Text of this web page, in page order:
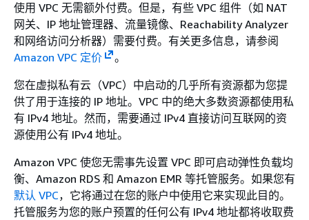
使用 VPC 无需额外付费。但是，有些 VPC 组件（如 NAT
网关、IP 地址管理器、流量镜像、Reachability Analyzer
和网络访问分析器）需要付费。有关更多信息，请参阅
Amazon VPC 定价
。
您在虚拟私有云（VPC）中启动的几乎所有资源都为您提
供了用于连接的 IP 地址。VPC 中的绝大多数资源都使用私
有 IPv4 地址。然而，需要通过 IPv4 直接访问互联网的资
源使用公有 IPv4 地址。
Amazon VPC 使您无需事先设置 VPC 即可启动弹性负载均
衡、Amazon RDS 和 Amazon EMR 等托管服务。如果您有
默认 VPC，它将通过在您的账户中使用它来实现此目的。
托管服务为您的账户预置的任何公有 IPv4 地址都将收取费